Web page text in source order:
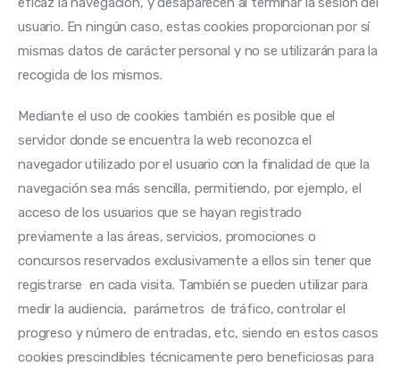
usuario. En ningún caso, estas cookies proporcionan por sí
mismas datos de carácter personal y no se utilizarán para la
recogida de los mismos.
Mediante el uso de cookies también es posible que el
servidor donde se encuentra la web reconozca el
navegador utilizado por el usuario con la finalidad de que la
navegación sea más sencilla, permitiendo, por ejemplo, el
acceso de los usuarios que se hayan registrado
previamente a las áreas, servicios, promociones o
concursos reservados exclusivamente a ellos sin tener que
registrarse  en cada visita. También se pueden utilizar para
medir la audiencia,  parámetros  de tráfico, controlar el
progreso y número de entradas, etc, siendo en estos casos
cookies prescindibles técnicamente pero beneficiosas para